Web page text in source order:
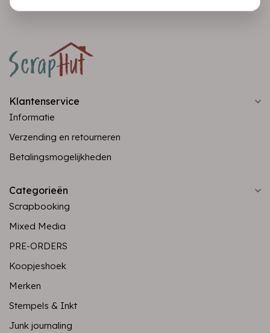
Klantenservice
Informatie
Verzending en retourneren
Betalingsmogelijkheden
Categorieën
Scrapbooking
Mixed Media
PRE-ORDERS
Koopjeshoek
Merken
Stempels & Inkt
Junk journaling